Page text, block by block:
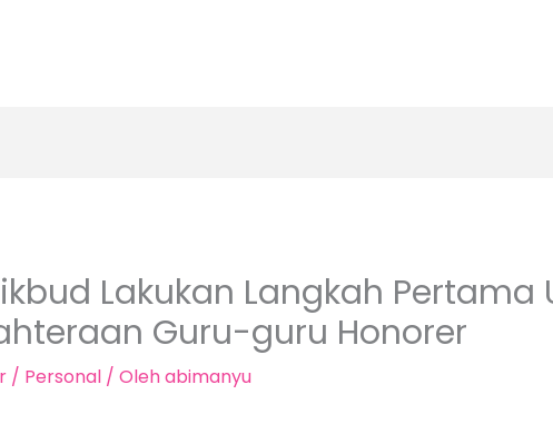
Lakukan Langkah Pertama
Guru-guru Honorer
/ Personal/ Olehabimanyu